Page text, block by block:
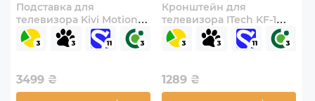
Подставка для
телевизора Kivi Motion
TV Stand 23"-65"
3499 ₴
Кронштейн для
телевизора ITech KF-1
13"-27" фиксированный
1289 ₴